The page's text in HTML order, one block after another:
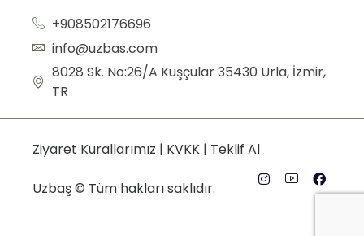
+908502176696
info@uzbas.com
8028 Sk. No:26/A Kuşçular 35430 Urla, İzmir,
TR
Ziyaret Kurallarımız | KVKK| Teklif Al
Uzbaş © Tüm hakları saklıdır.